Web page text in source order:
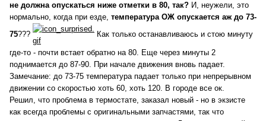
не должна опускаться ниже отметки в 80, так? И, неужели, это
нормально, когда при езде, температура ОЖ опускается аж до 73-
75??? Как только останавливаюсь и стою минуту
где-то - почти встает обратно на 80. Еще через минуты 2
поднимается до 87-90. При начале движения вновь падает.
Замечание: до 73-75 температура падает только при непрерывном
движении со скоростью хоть 60, хоть 120. В городе все ок.
Решил, что проблема в термостате, заказал новый - но в экзисте
как всегда проблемы с оригинальными запчастями, так что